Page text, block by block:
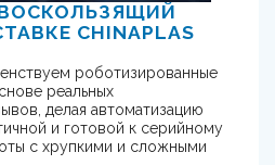
CHINAPLAS
роботизированные
реальных
делая автоматизацию
и готовой к серийному
с хрупкими и сложными